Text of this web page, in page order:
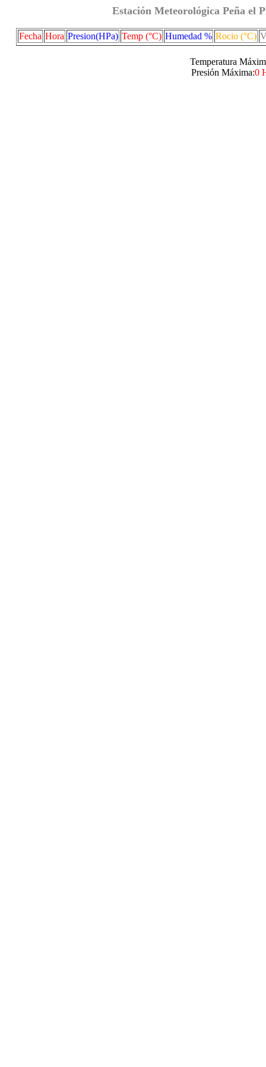
Estación Meteorológica Peña el
Fecha Hora Presion(HPa) Temp (°C) Humedad % Rocio (°C)
Temperatura
Presión Máxima:0